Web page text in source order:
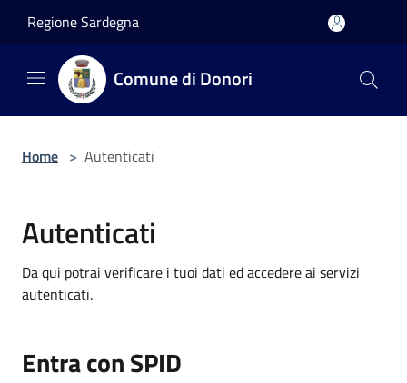
Regione Sardegna
Comune di Donori
Home > Autenticati
Autenticati
Da qui potrai verificare i tuoi dati ed accedere ai servizi
autenticati.
Entra con SPID